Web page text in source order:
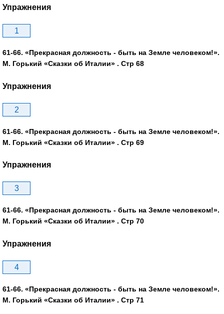
Упражнения
1
61-66. «Прекрасная должность - быть на Земле человеком!».
М. Горький «Сказки об Италии» . Стр 68
Упражнения
2
61-66. «Прекрасная должность - быть на Земле человеком!».
М. Горький «Сказки об Италии» . Стр 69
Упражнения
3
61-66. «Прекрасная должность - быть на Земле человеком!».
М. Горький «Сказки об Италии» . Стр 70
Упражнения
4
61-66. «Прекрасная должность - быть на Земле человеком!».
М. Горький «Сказки об Италии» . Стр 71